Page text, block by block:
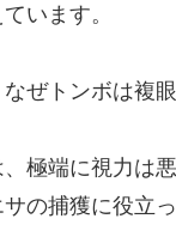
います。
ぜトンボは複
極端に視力は
の捕獲に役立